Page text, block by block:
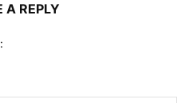
A REPLY